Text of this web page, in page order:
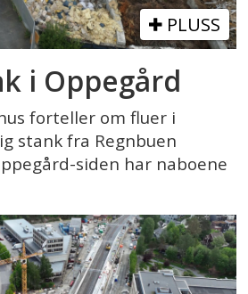
PLUSS
i Oppegård
forteller om fluer i
stank fra Regnbuen
siden har naboene